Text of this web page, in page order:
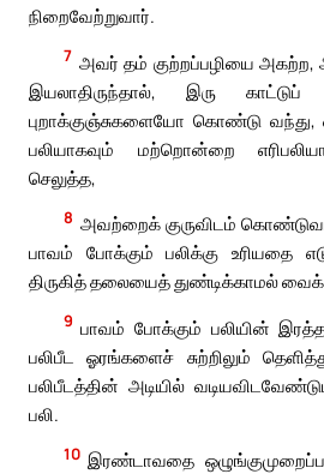
நிறைவேற்றுவார்.
7 அவர் தம் குற்றப்பழியை அகற்ற,
இயலாதிருந்தால், இரு
புறாக்குஞ்சுகளையோ கொண்டு
பலியாகவும் மற்றொன்றை
செலுத்த,
8 அவற்றைக் குருவிடம்
பாவம் போக்கும் பலிக்கு உரியதை
திருகித் தலையைத் துண்டிக்காமல்
9 பாவம் போக்கும் பலியின்
பலிபீட ஓரங்களைச் சுற்றிலும்
பலிபீடத்தின் அடியில்
பலி.
10 இரண்டாவதை